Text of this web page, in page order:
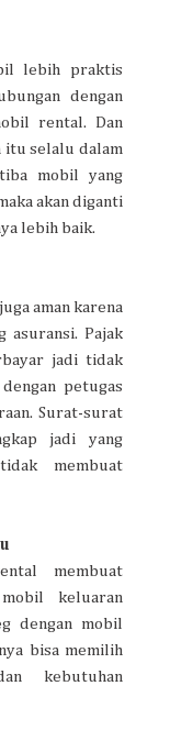
lebih praktis
dengan
rental. Dan
itu selalu dalam
mobil yang
akan diganti
lebih baik.
aman karena
asuransi. Pajak
jadi tidak
petugas
Surat-surat
jadi yang
membuat
membuat
keluaran
dengan mobil
bisa memilih
kebutuhan